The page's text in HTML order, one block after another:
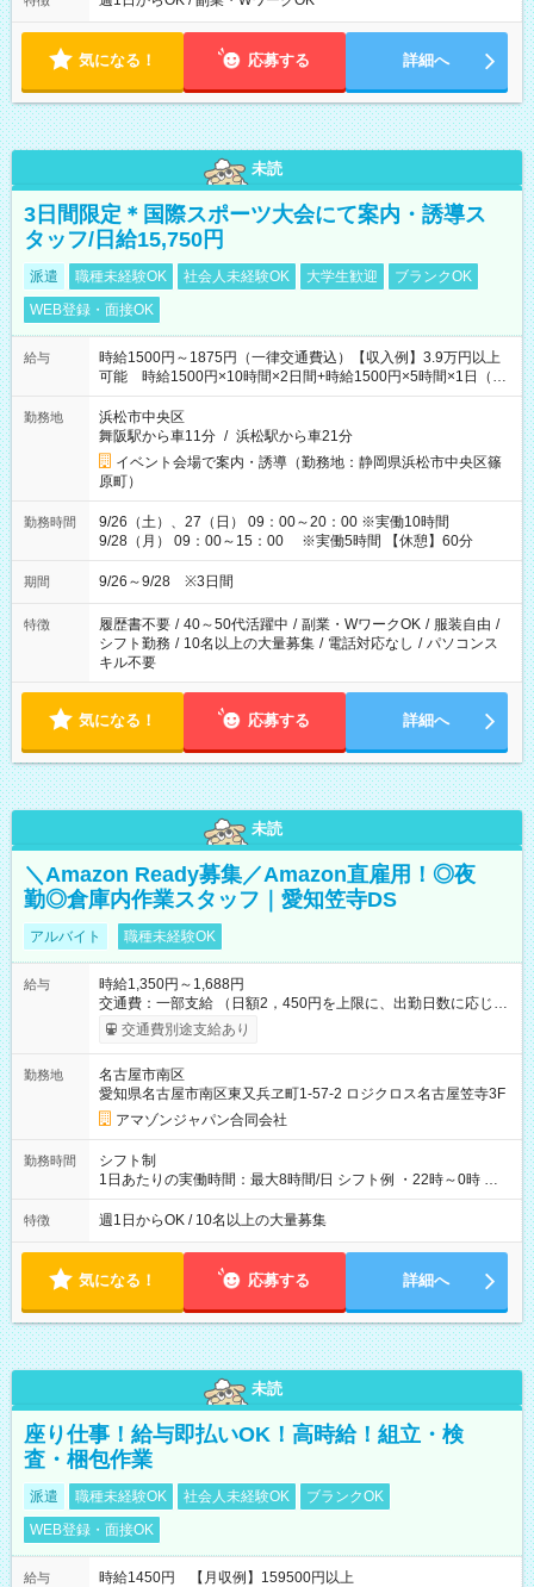
気になる！ 応募する 詳細へ
未読
3日間限定＊国際スポーツ大会にて案内・誘導ス
タッフ/日給15,750円
派遣 職種未経験OK 社会人未経験OK 大学生歓迎
ブランクOK
WEB登録・面接OK
給与
時給1500円～1875円（一律交通費込）【収入例】3.9万円以上
可能 時給1500円×10時間×2日間+時給1500円×5時間×1日（実
働8時間を越えた時給：1875円）
勤務地
浜松市中央区
舞阪駅から車11分 / 浜松駅から車21分
イベント会場で案内・誘導（勤務地：静岡県浜松市中央区篠
原町）
勤務時間
9/26（土）、27（日） 09：00～20：00 ※実働10時間
9/28（月） 09：00～15：00 ※実働5時間 【休憩】60分
期間 9/26～9/28 ※3日間
特徴 履歴書不要 / 40～50代活躍中 / 副業・WワークOK / 服装自由 /
シフト勤務 / 10名以上の大量募集 / 電話対応なし / パソコンス
キル不要
気になる！ 応募する 詳細へ
未読
＼Amazon Ready募集／Amazon直雇用！◎夜
勤◎倉庫内作業スタッフ｜愛知笠寺DS
アルバイト 職種未経験OK
給与
時給1,350円～1,688円
交通費：一部支給 （日額2，450円を上限に、出勤日数に応じて
実費支給） ※22:00～翌5:00までは時給25%UP！ ■給与前払い
制度あり ※前払い額の上限あり、手数料無料（Amazon負担）
交通費別途支給あり
勤務地
名古屋市南区
愛知県名古屋市南区東又兵ヱ町1-57-2 ロジクロス名古屋笠寺3F
アマゾンジャパン合同会社
勤務時間
シフト制
1日あたりの実働時間：最大8時間/日 シフト例 ・22時～0時 入
社後、就業可能シフトをご確認の上、申請してください。
特徴 週1日からOK / 10名以上の大量募集
気になる！ 応募する 詳細へ
未読
座り仕事！給与即払いOK！高時給！組立・検
査・梱包作業
派遣 職種未経験OK 社会人未経験OK
ブランクOK
WEB登録・面接OK
給与 時給1450円 【月収例】159500円以上